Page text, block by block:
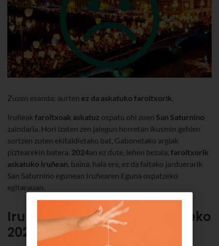
Zuzen esanda: aurten ez da askatuko faroltxorik.
Iruñeak faroltxoak askatuz ospatu ohi zuen San Saturnino
zaindaria. Hori izaten zen jaiegun horretan ikusmin gehien
sortzen zuten ekitaldietako bat, Gabonetako argiak
piztearekin batera. 2024an ez dute, lehen bezala, faroltxorik
askatuko Iruñean, baina, hala ere, ez da faltako jarduerarik
San Saturnino egunean Iruñearen Eguna ospatzeko
egitarauan.
Iruñeko San Saturnino eguneko
2024ko egitaraua